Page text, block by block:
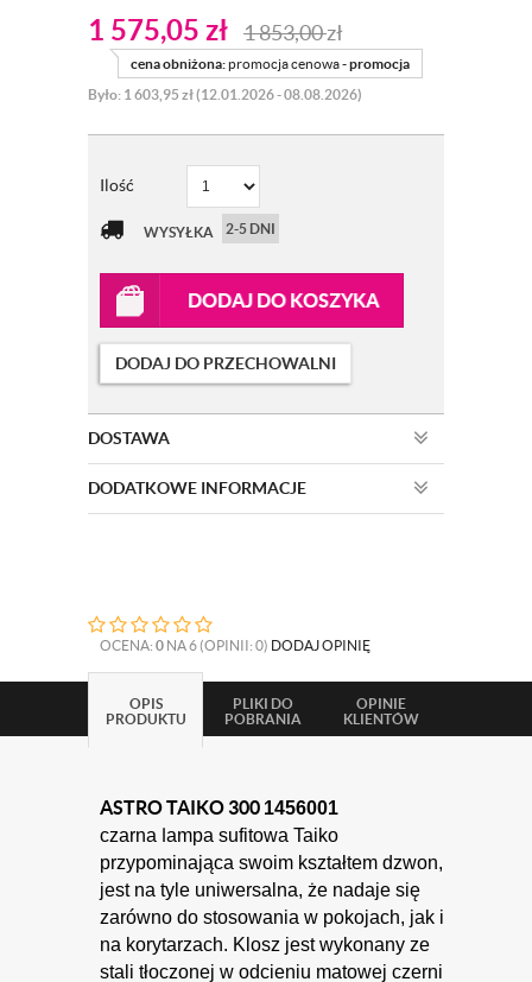
1 575,05 zł 1 853,00zł
cena obniżona:promocja cenowa -promocja
Było: 1 603,95 zł (12.01.2026 - 08.08.2026)
Ilość
WYSYŁKA 2-5 DNI
DODAJ DO KOSZYKA
DODAJ DO PRZECHOWALNI
DOSTAWA
DODATKOWE INFORMACJE
OCENA: 0 NA 6 (OPINII: 0) DODAJ OPINIĘ
OPIS
PRODUKTU
PLIKI DO
POBRANIA
OPINIE
KLIENTÓW
ASTRO TAIKO 300 1456001
czarna lampa sufitowa Taiko
przypominająca swoim kształtem dzwon,
jest na tyle uniwersalna, że nadaje się
zarówno do stosowania w pokojach, jak i
na korytarzach. Klosz jest wykonany ze
stali tłoczonej w odcieniu matowej czerni